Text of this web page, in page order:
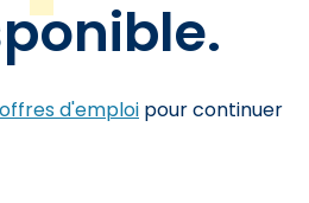
d'emploi pour continuer